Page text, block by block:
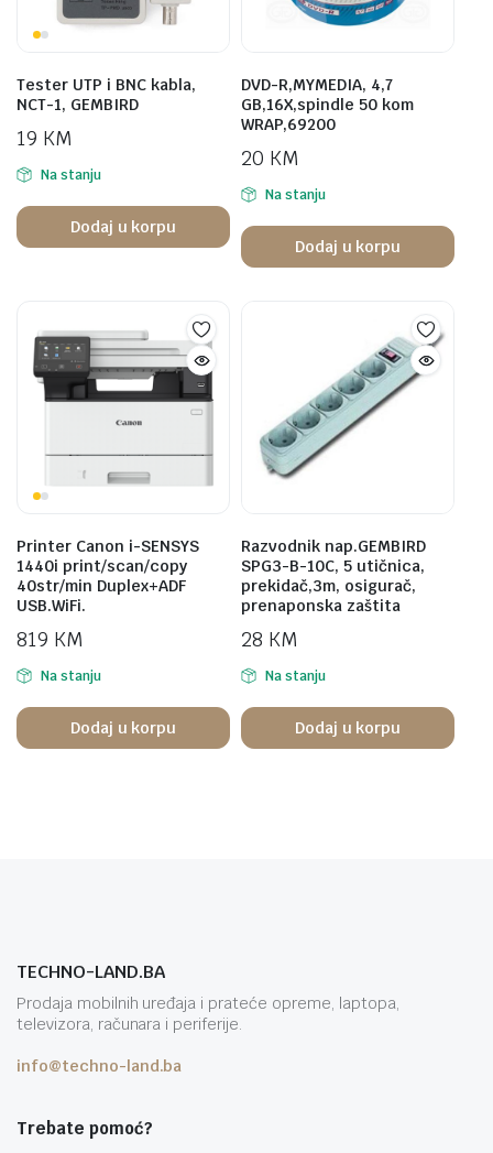
Tester UTP i BNC kabla,
NCT-1, GEMBIRD
19 KM
Na stanju
Dodaj u korpu
DVD-R,MYMEDIA, 4,7
GB,16X,spindle 50 kom
WRAP,69200
20 KM
Na stanju
Dodaj u korpu
Printer Canon i-SENSYS
1440i print/scan/copy
40str/min Duplex+ADF
USB.WiFi.
819 KM
Na stanju
Dodaj u korpu
Razvodnik nap.GEMBIRD
SPG3-B-10C, 5 utičnica,
prekidač,3m, osigurač,
prenaponska zaštita
28 KM
Na stanju
Dodaj u korpu
TECHNO-LAND.BA
Prodaja mobilnih uređaja i prateće opreme, laptopa,
televizora, računara i periferije.
info@techno-land.ba
Trebate pomoć?